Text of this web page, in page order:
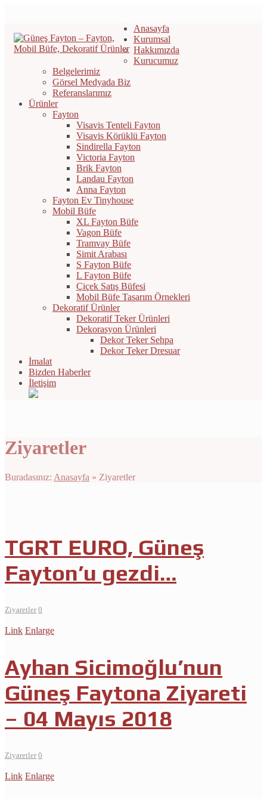
Anasayfa
Kurumsal
Hakkımızda
Kurucumuz
Belgelerimiz
Görsel Medyada Biz
Referanslarımız
Ürünler
Fayton
Visavis Tenteli Fayton
Visavis Körüklü Fayton
Sindirella Fayton
Victoria Fayton
Brik Fayton
Landau Fayton
Anna Fayton
Fayton Ev Tinyhouse
Mobil Büfe
XL Fayton Büfe
Vagon Büfe
Tramvay Büfe
Simit Arabası
S Fayton Büfe
L Fayton Büfe
Çiçek Satış Büfesi
Mobil Büfe Tasarım Örnekleri
Dekoratif Ürünler
Dekoratif Teker Ürünleri
Dekorasyon Ürünleri
Dekor Teker Sehpa
Dekor Teker Dresuar
İmalat
Bizden Haberler
İletişim
Ziyaretler
Buradasınız: Anasayfa » Ziyaretler
TGRT EURO, Güneş
Fayton’u gezdi…
Ziyaretler 0
Link Enlarge
Ayhan Sicimoğlu’nun
Güneş Faytona Ziyareti
– 04 Mayıs 2018
Ziyaretler 0
Link Enlarge